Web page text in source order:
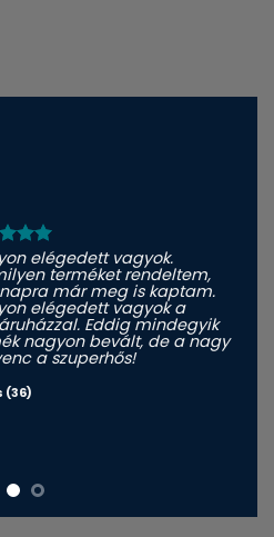
elégedett vagyok.
terméket rendeltem,
már meg is kaptam.
elégedett vagyok a
Eddig mindegyik
nagyon bevált, de a nagy
a szuperhős!
(36)